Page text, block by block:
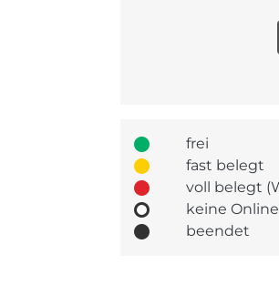
frei
fast belegt
voll belegt
keine
beendet